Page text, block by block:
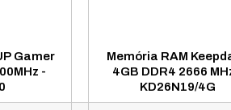
Gamer
-
Memória RAM
4GB DDR4 2666
KD26N19/4G